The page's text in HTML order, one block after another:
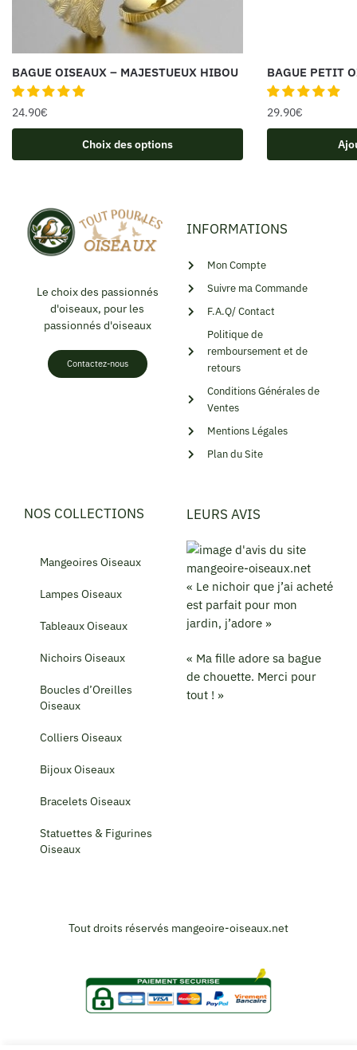
BAGUE OISEAUX – MAJESTUEUX HIBOU
24.90€
Choix des options
BAGUE PETIT
29.90€
Le choix des passionnés
d'oiseaux, pour les
passionnés d'oiseaux
Contactez-nous
INFORMATIONS
Mon Compte
Suivre ma Commande
F.A.Q/ Contact
Politique de
remboursement et de
retours
Conditions Générales de
Ventes
Mentions Légales
Plan du Site
NOS COLLECTIONS
Mangeoires Oiseaux
Lampes Oiseaux
Tableaux Oiseaux
Nichoirs Oiseaux
Boucles d’Oreilles
Oiseaux
Colliers Oiseaux
Bijoux Oiseaux
Bracelets Oiseaux
Statuettes & Figurines
Oiseaux
LEURS AVIS
« Le nichoir que j’ai acheté
est parfait pour mon
jardin, j’adore »
« Ma fille adore sa bague
de chouette. Merci pour
tout ! »
Tout droits réservés mangeoire-oiseaux.net